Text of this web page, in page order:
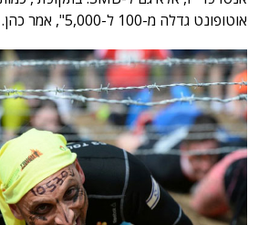
אוטופונט גדלה מ-100 ל-5,000", אמר כהן.